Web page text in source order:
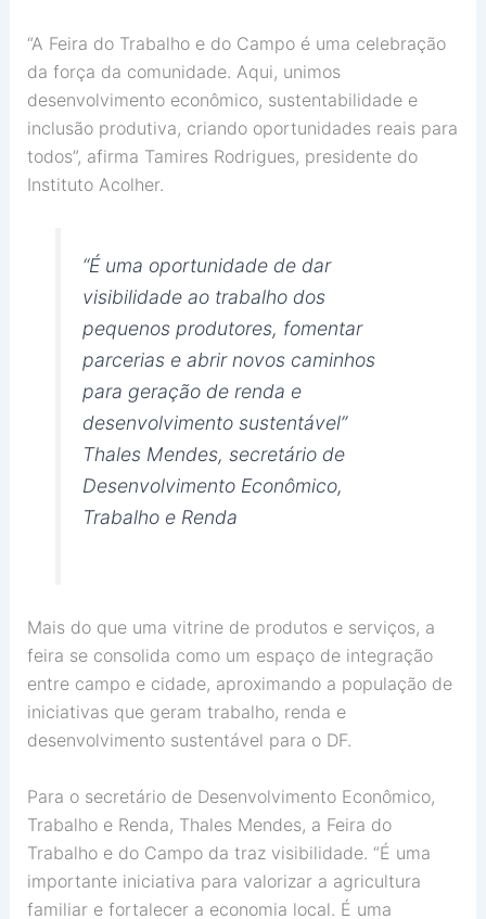
“A Feira do Trabalho e do Campo é uma celebração
da força da comunidade. Aqui, unimos
desenvolvimento econômico, sustentabilidade e
inclusão produtiva, criando oportunidades reais para
todos”, afirma Tamires Rodrigues, presidente do
Instituto Acolher.
“É uma oportunidade de dar
visibilidade ao trabalho dos
pequenos produtores, fomentar
parcerias e abrir novos caminhos
para geração de renda e
desenvolvimento sustentável”
Thales Mendes, secretário de
Desenvolvimento Econômico,
Trabalho e Renda
Mais do que uma vitrine de produtos e serviços, a
feira se consolida como um espaço de integração
entre campo e cidade, aproximando a população de
iniciativas que geram trabalho, renda e
desenvolvimento sustentável para o DF.
Para o secretário de Desenvolvimento Econômico,
Trabalho e Renda, Thales Mendes, a Feira do
Trabalho e do Campo da traz visibilidade. “É uma
importante iniciativa para valorizar a agricultura
familiar e fortalecer a economia local. É uma